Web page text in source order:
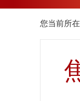
您当前所